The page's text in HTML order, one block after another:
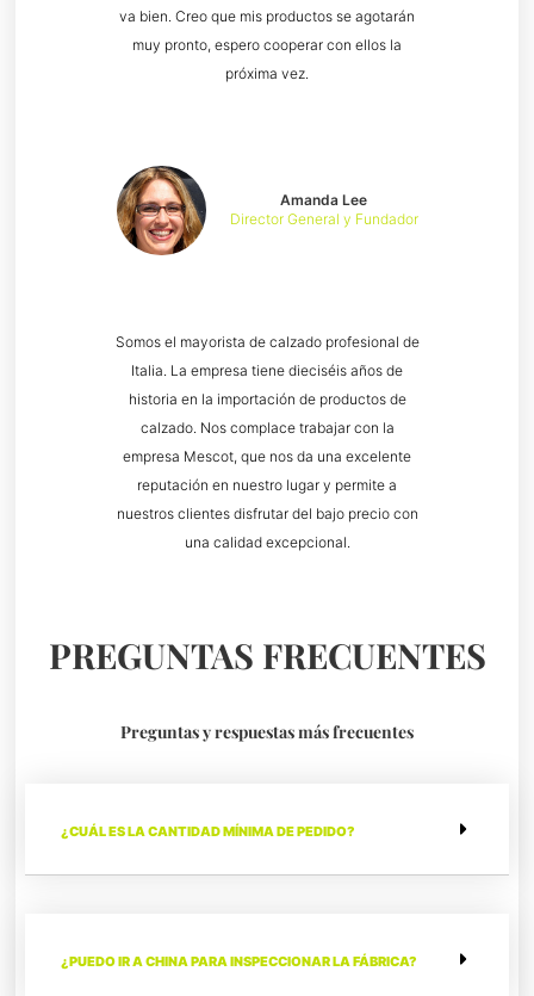
Somos el mayorista de calzado profesional de
Italia. La empresa tiene dieciséis años de
historia en la importación de productos de
calzado. Nos complace trabajar con la
empresa Mescot, que nos da una excelente
reputación en nuestro lugar y permite a
nuestros clientes disfrutar del bajo precio con
una calidad excepcional.
Amanda Lee
Director General y Fundador
va bien. Creo que mis productos se agotarán
muy pronto, espero cooperar con ellos la
próxima vez.
PREGUNTAS FRECUENTES
Preguntas y respuestas más frecuentes
¿CUÁL ES LA CANTIDAD MÍNIMA DE PEDIDO?
¿PUEDO IR A CHINA PARA INSPECCIONAR LA FÁBRICA?